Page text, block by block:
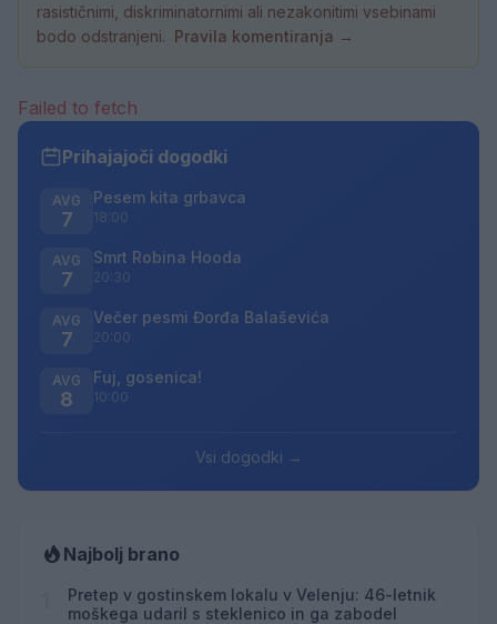
rasističnimi, diskriminatornimi ali nezakonitimi vsebinami
bodo odstranjeni. Pravila komentiranja →
Failed to fetch
Prihajajoči dogodki
AVG
7
Pesem kita grbavca
18:00
AVG
7
Smrt Robina Hooda
20:30
AVG
7
Večer pesmi Đorđa Balaševića
20:00
AVG
8
Fuj, gosenica!
10:00
Vsi dogodki →
Najbolj brano
Pretep v gostinskem lokalu v Velenju: 46-letnik
moškega udaril s steklenico in ga zabodel